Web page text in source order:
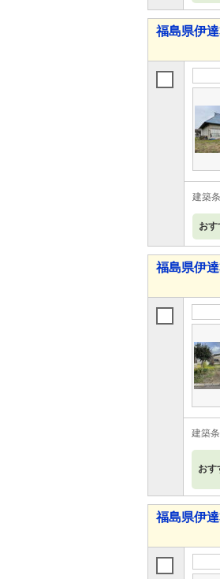
福島県伊
建築
おす
福島県伊
建築
おす
福島県伊